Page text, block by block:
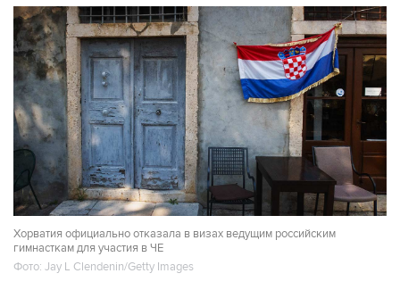
Хорватия официально отказала в визах ведущим российским
гимнасткам для участия в ЧЕ
Фото: Jay L Clendenin/Getty Images